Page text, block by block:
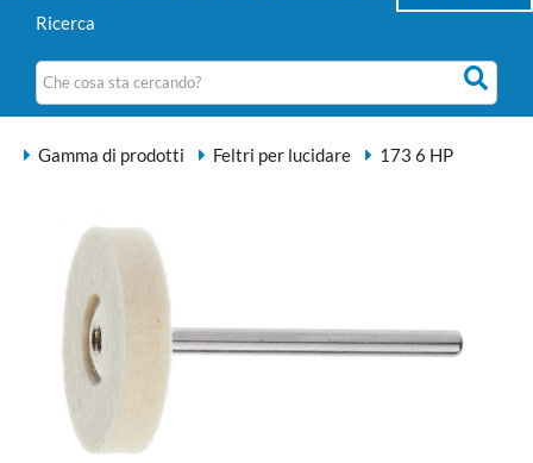
Ricerca
Gamma di prodotti Feltri per lucidare 173 6 HP